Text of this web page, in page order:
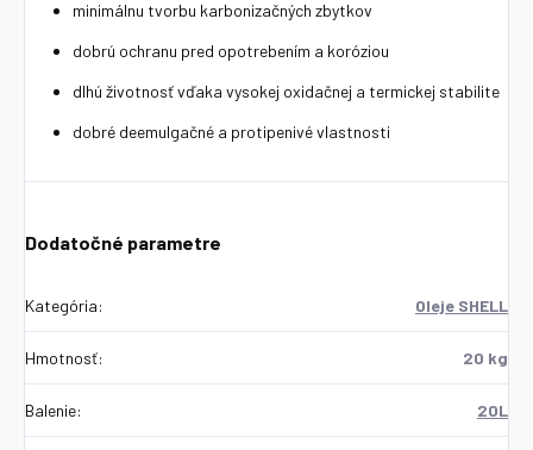
minimálnu tvorbu karbonizačných zbytkov
dobrú ochranu pred opotrebením a koróziou
dlhú životnosť vďaka vysokej oxidačnej a termickej stabilite
dobré deemulgačné a protipenivé vlastnosti
Dodatočné parametre
Kategória: Oleje SHELL
Hmotnosť: 20 kg
Balenie: 20L